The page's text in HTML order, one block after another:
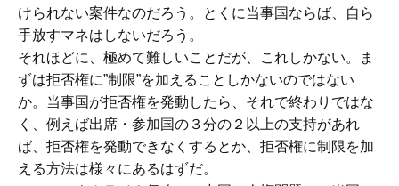
けられない案件なのだろう。とくに当事国ならば、自ら
手放すマネはしないだろう。
それほどに、極めて難しいことだが、これしかない。ま
ずは拒否権に”制限”を加えることしかないのではない
か。当事国が拒否権を発動したら、それで終わりではな
く、例えば出席・参加国の３分の２以上の支持があれ
ば、拒否権を発動できなくするとか、拒否権に制限を加
える方法は様々にあるはずだ。